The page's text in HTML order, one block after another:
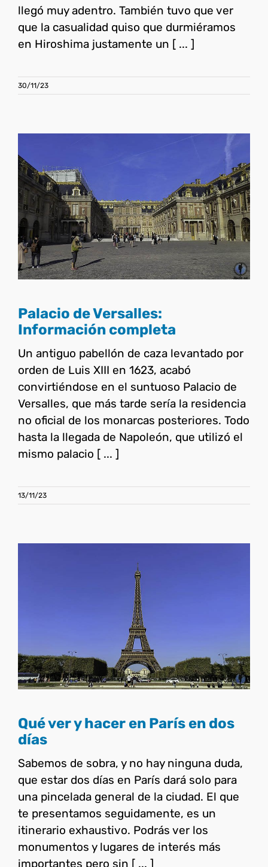
llegó muy adentro. También tuvo que ver
que la casualidad quiso que durmiéramos
en Hiroshima justamente un [ ... ]
30/11/23
Palacio de Versalles:
Información completa
Francia
Palacio de Versalles:
Información completa
Un antiguo pabellón de caza levantado por
orden de Luis XIII en 1623, acabó
convirtiéndose en el suntuoso Palacio de
Versalles, que más tarde sería la residencia
no oficial de los monarcas posteriores. Todo
hasta la llegada de Napoleón, que utilizó el
mismo palacio [ ... ]
13/11/23
Qué ver y hacer en París en
dos días
Francia
Qué ver y hacer en París en dos
días
Sabemos de sobra, y no hay ninguna duda,
que estar dos días en París dará solo para
una pincelada general de la ciudad. El que
te presentamos seguidamente, es un
itinerario exhaustivo. Podrás ver los
monumentos y lugares de interés más
importantes pero sin [ ... ]